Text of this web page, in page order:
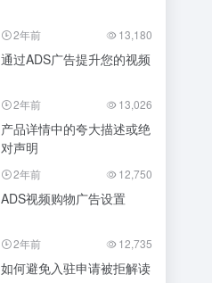
2年前 13,180
通过ADS广告提升您的视频
2年前 13,026
产品详情中的夸大描述或绝
对声明
2年前 12,750
ADS视频购物广告设置
2年前 12,735
如何避免入驻申请被拒解读